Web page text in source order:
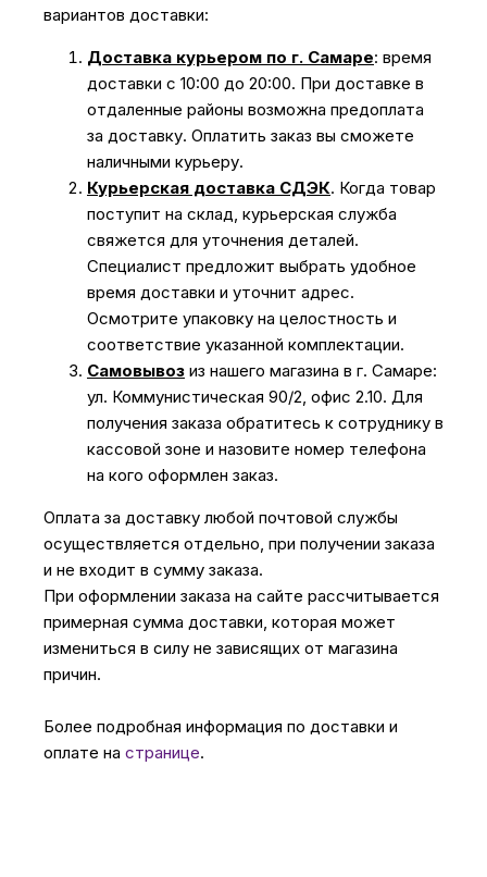
вариантов доставки:
Доставка курьером по г. Самаре: время
доставки с 10:00 до 20:00. При доставке в
отдаленные районы возможна предоплата
за доставку. Оплатить заказ вы сможете
наличными курьеру.
Курьерская доставка СДЭК. Когда товар
поступит на склад, курьерская служба
свяжется для уточнения деталей.
Специалист предложит выбрать удобное
время доставки и уточнит адрес.
Осмотрите упаковку на целостность и
соответствие указанной комплектации.
Самовывоз из нашего магазина в г. Самаре:
ул. Коммунистическая 90/2, офис 2.10. Для
получения заказа обратитесь к сотруднику в
кассовой зоне и назовите номер телефона
на кого оформлен заказ.
Оплата за доставку любой почтовой службы
осуществляется отдельно, при получении заказа
и не входит в сумму заказа.
При оформлении заказа на сайте рассчитывается
примерная сумма доставки, которая может
измениться в силу не зависящих от магазина
причин.
Более подробная информация по доставки и
оплате на странице.